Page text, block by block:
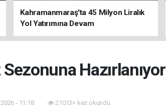
Kahramanmaraş'ta 45 Milyon Liralık
Yol Yatırımına Devam
Sezonuna Hazırlanıyor
- 11:18 21013+ kez okundu.